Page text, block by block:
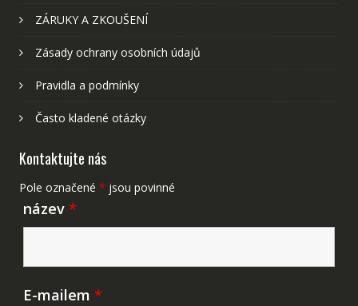
ZÁRUKY A ZKOUŠENÍ
Zásady ochrany osobních údajů
Pravidla a podmínky
Často kladené otázky
Kontaktujte nás
Pole označené * jsou povinné
název *
E-mailem *